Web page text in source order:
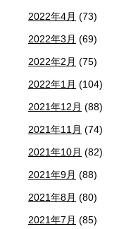
2022年4月 (73)
2022年3月 (69)
2022年2月 (75)
2022年1月 (104)
2021年12月 (88)
2021年11月 (74)
2021年10月 (82)
2021年9月 (88)
2021年8月 (80)
2021年7月 (85)